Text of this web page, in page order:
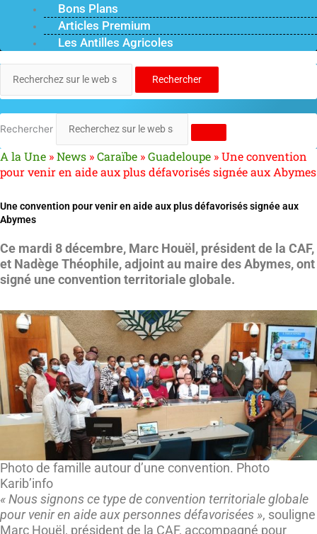
Bons Plans
Articles Premium
Les Antilles Agricoles
Rechercher
Rechercher
A la Une »News »Caraïbe »Guadeloupe »Une convention
pour venir en aide aux plus défavorisés signée aux Abymes
Une convention pour venir en aide aux plus défavorisés signée aux
Abymes
Ce mardi 8 décembre, Marc Houël, président de la CAF,
et Nadège Théophile, adjoint au maire des Abymes, ont
signé une convention territoriale globale.
Photo de famille autour d’une convention. Photo
Karib’info
« Nous signons ce type de convention territoriale globale
pour venir en aide aux personnes défavorisées », souligne
Marc Houël, président de la CAF, accompagné pour